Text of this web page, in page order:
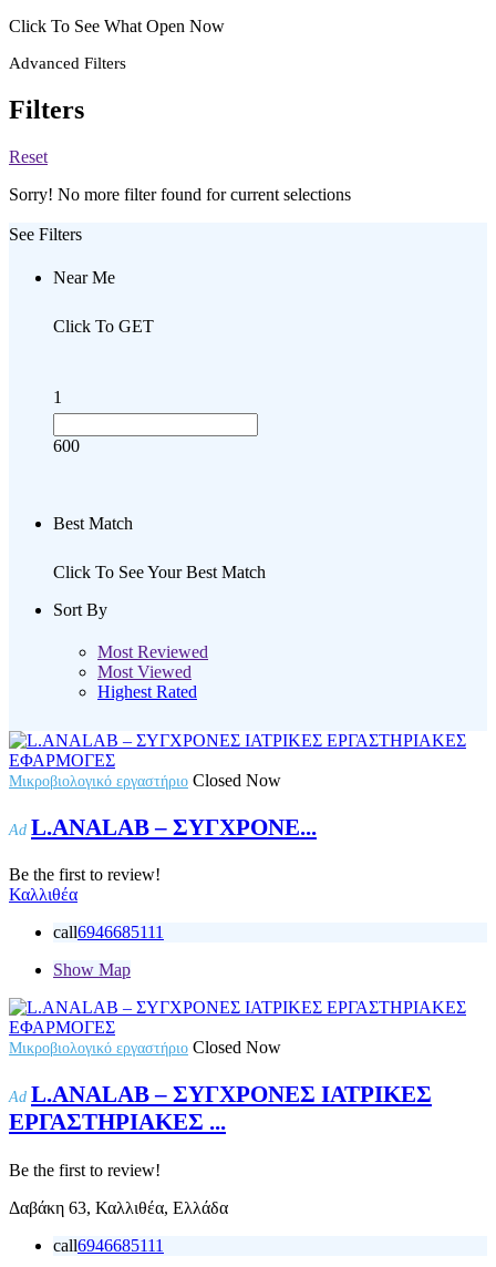
Click To See What Open Now
Advanced Filters
Filters
Reset
Sorry! No more filter found for current selections
See Filters
Near Me
Click To GET
1
600
Best Match
Click To See Your Best Match
Sort By
Most Reviewed
Most Viewed
Highest Rated
Μικροβιολογικό εργαστήριο Closed Now
Ad L.ANALAB – ΣΥΓΧΡΟΝΕ...
Be the first to review!
Καλλιθέα
call6946685111
Show Map
Μικροβιολογικό εργαστήριο Closed Now
Ad L.ANALAB – ΣΥΓΧΡΟΝΕΣ ΙΑΤΡΙΚΕΣ
ΕΡΓΑΣΤΗΡΙΑΚΕΣ ...
Be the first to review!
Δαβάκη 63, Καλλιθέα, Ελλάδα
call6946685111